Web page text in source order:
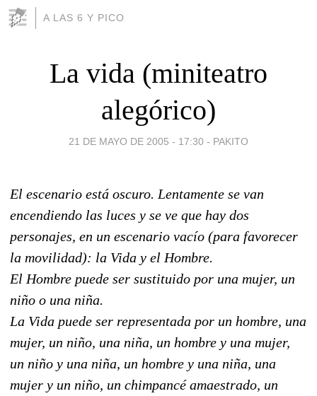
A LAS 6 Y PICO
La vida (miniteatro
alegórico)
21 DE MAYO DE 2005 - 17:30 - PAKITO
El escenario está oscuro. Lentamente se van
encendiendo las luces y se ve que hay dos
personajes, en un escenario vacío (para favorecer
la movilidad): la Vida y el Hombre.
El Hombre puede ser sustituido por una mujer, un
niño o una niña.
La Vida puede ser representada por un hombre, una
mujer, un niño, una niña, un hombre y una mujer,
un niño y una niña, un hombre y una niña, una
mujer y un niño, un chimpancé amaestrado, un